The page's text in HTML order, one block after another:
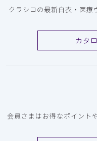
クラシコの最新白衣・医
カタ
会員さまはお得なポイント